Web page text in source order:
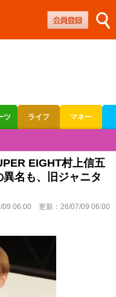
ツ ライフ マネー
EIGHT村上信五
名も、旧ジャニタ
09 06:00 更新： 26/07/09 06:00